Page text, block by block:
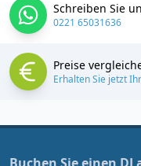
Schreiben Sie
0221 65031636
Preise
Erhalten Sie jetzt